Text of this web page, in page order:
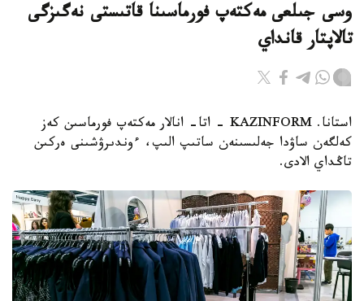
وسى جىلعى مەكتەپ فورماسىنا قاتىستى نەگىزگى
تالاپتار قانداي
استانا. KAZINFORM - اتا- انالار مەكتەپ فورماسىن كەز
كەلگەن ساۋدا جەلىسىنەن ساتىپ الىپ، ءوندىرۋشىنى ەركىن
تاڭداي الادى.